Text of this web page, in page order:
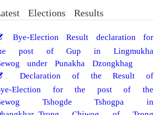
Elections Results
Bye-Election Result declaration for
post of Gup in Lingmukha
under Punakha Dzongkhag
Declaration of the Result of
Election for the post of the
Tshogde Tshogpa in
Chiwog of Trong